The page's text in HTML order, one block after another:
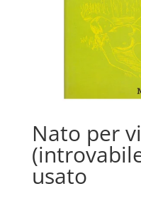
Nato per
usato